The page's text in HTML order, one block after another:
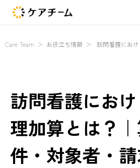
Care Team ＞ お役立ち情報 ＞
訪問看護にお
訪問看護にお
理加算とは？
件・対象者・